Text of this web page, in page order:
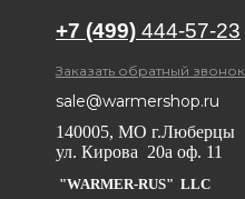
+7 (499) 444-57-23
Заказать обратный звонок
sale@warmershop.ru
140005, МО г.Люберцы
ул. Кирова 20а оф. 11
"WARMER-RUS" LLC